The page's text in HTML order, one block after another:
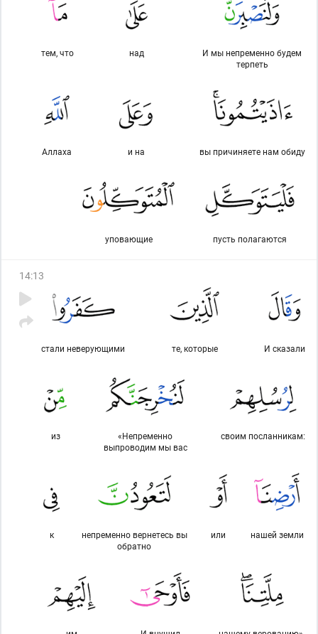
И мы непременно будем
терпеть
над
тем, что
вы причиняете нам обиду
и на
Аллаха
пусть полагаются
уповающие
14:13
И сказали
те, которые
стали неверующими
своим посланникам:
«Непременно
выпроводим мы вас
из
нашей земли
или
непременно вернетесь вы
обратно
к